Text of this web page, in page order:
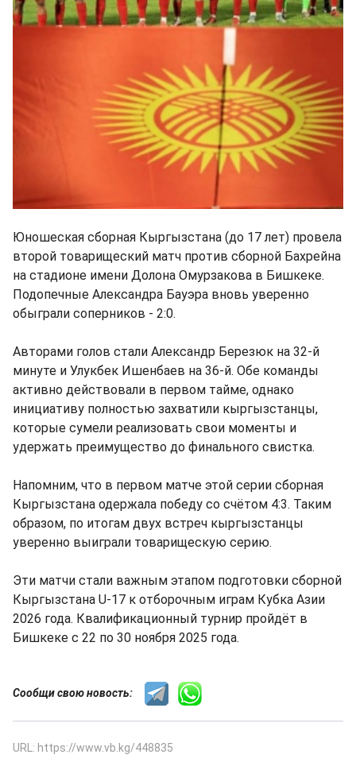
Юношеская сборная Кыргызстана (до 17 лет) провела
второй товарищеский матч против сборной Бахрейна
на стадионе имени Долона Омурзакова в Бишкеке.
Подопечные Александра Бауэра вновь уверенно
обыграли соперников - 2:0.
Авторами голов стали Александр Березюк на 32-й
минуте и Улукбек Ишенбаев на 36-й. Обе команды
активно действовали в первом тайме, однако
инициативу полностью захватили кыргызстанцы,
которые сумели реализовать свои моменты и
удержать преимущество до финального свистка.
Напомним, что в первом матче этой серии сборная
Кыргызстана одержала победу со счётом 4:3. Таким
образом, по итогам двух встреч кыргызстанцы
уверенно выиграли товарищескую серию.
Эти матчи стали важным этапом подготовки сборной
Кыргызстана U-17 к отборочным играм Кубка Азии
2026 года. Квалификационный турнир пройдёт в
Бишкеке с 22 по 30 ноября 2025 года.
Сообщи свою новость:
URL: https://www.vb.kg/448835